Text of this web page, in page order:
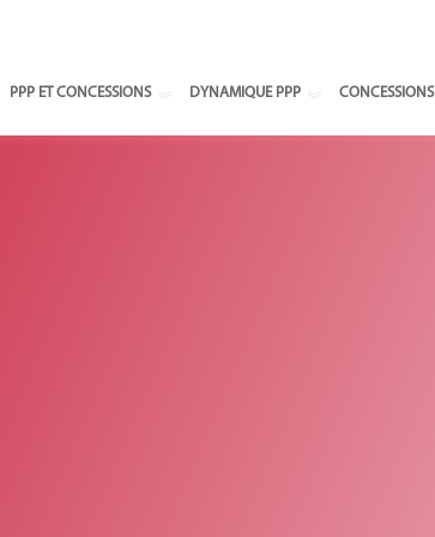
PPP ET CONCESSIONS DYNAMIQUE PPP CONCESSIONS